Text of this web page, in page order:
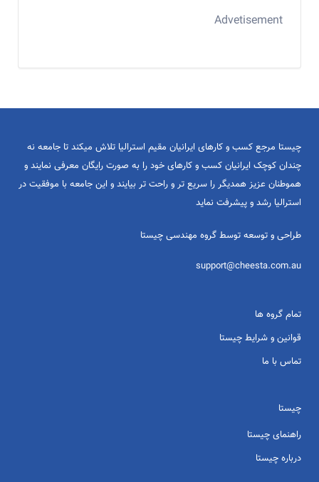
Advetisement
چیستا مرجع کسب و کارهای ایرانیان مقیم استرالیا تلاش میکند تا جامعه نه
چندان کوچک ایرانیان کسب و کارهای خود را به صورت رایگان معرفی نمایند و
هموطنان عزیز همدیگر را سریع تر و راحت تر بیایند و این جامعه با موفقیت در
استرالیا رشد و پیشرفت نماید
طراحی و توسعه توسط گروه مهندسی چیستا
support@cheesta.com.au
تمام گروه ها
قوانین و شرایط چیستا
تماس با ما
چیستا
راهنمای چیستا
درباره چیستا